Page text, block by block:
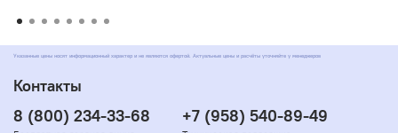
Указанные цены носят информационный характер и не являются офертой. Актуальные цены и расчёты уточняйте у менеджеров
Контакты
8 (800) 234-33-68
+7 (958) 540-89-49